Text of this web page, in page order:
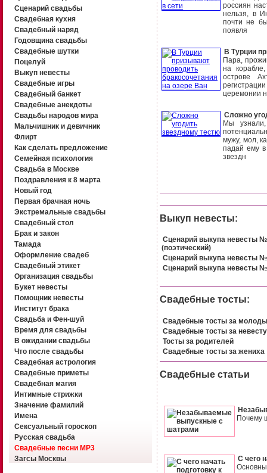
Сценарий свадьбы
Свадебная кухня
Свадебный наряд
Годовщина свадьбы
Свадебные шутки
Поцелуй
Выкуп невесты
Свадебные игры
Свадебный банкет
Свадебные анекдоты
Свадьбы народов мира
Мальчишник и девичник
Флирт
Как сделать предложение
Семейная психология
Свадьба в Москве
Поздравления к 8 марта
Новый год
Первая брачная ночь
Экстремальные свадьбы
Свадебный стол
Брак и закон
Тамада
Оформление свадеб
Свадебный этикет
Организация свадьбы
Букет невесты
Помощник невесты
Институт брака
Свадьба и Фен-шуй
Время для свадьбы
В ожидании свадьбы
Что после свадьбы
Свадебная астрология
Свадебные приметы
Свадебная магия
Интимные стрижки
Значение фамилий
Имена
Сексуальный гороскоп
Русская свадьба
Свадебные песни MP3
Загсы Москвы
россиян
нельзя, в
почти не
появля
В Турции
Пара,
на
острове
церемонии
Сложно
Мы
мужу, мол,
падай ему
звездн
Выкуп невесты:
Сценарий выкупа невесты
(поэтический)
Сценарий выкупа невесты
Сценарий выкупа невесты
Свадебные тосты:
Свадебные тосты за
Свадебные тосты за невесту
Тосты за родителей
Свадебные тосты за жениха
Свадебные статьи
Почему
С чего